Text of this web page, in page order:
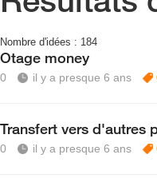
Nombre d'idées : 184
Otage money
0 il y a presque 6 ans
Transfert vers d'autres
0 il y a presque 6 ans